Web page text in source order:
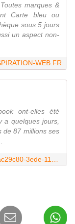
marques &
Carte bleu ou
sous 5 jours
un aspect non-
WEB.FR
ont-elles été
a quelques jours,
de 87 millions ses